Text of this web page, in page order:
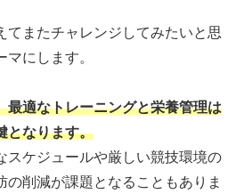
またチャレンジしてみたいと思
にします。
最適なトレーニングと栄養管理は
となります。
ケジュールや厳しい競技環境の
の削減が課題となることもありま